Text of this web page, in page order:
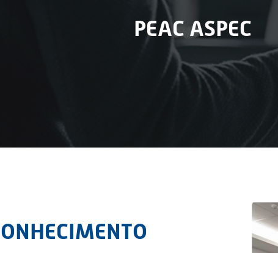
PEAC ASPEC